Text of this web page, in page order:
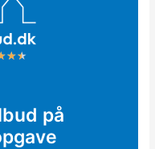
★★
e
d
på